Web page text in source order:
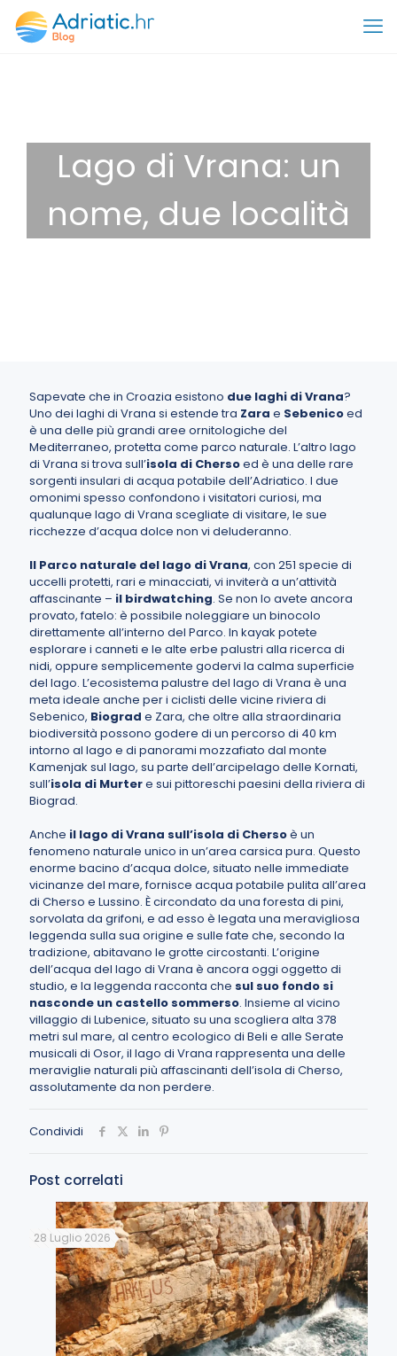
Lago di Vrana: un
nome, due località
Sapevate che in Croazia esistono due laghi di Vrana?
Uno dei laghi di Vrana si estende tra Zara e Sebenicoed
è una delle più grandi aree ornitologiche del
Mediterraneo, protetta come parco naturale. L’altro lago
di Vrana si trova sull’isola di Chersoed è una delle rare
sorgenti insulari di acqua potabile dell’Adriatico. I due
omonimi spesso confondono i visitatori curiosi, ma
qualunque lago di Vrana scegliate di visitare, le sue
ricchezze d’acqua dolce non vi deluderanno.
Il Parco naturale del lago di Vrana, con 251 specie di
uccelli protetti, rari e minacciati, vi inviterà a un’attività
affascinante – il birdwatching. Se non lo avete ancora
provato, fatelo: è possibile noleggiare un binocolo
direttamente all’interno del Parco. In kayak potete
esplorare i canneti e le alte erbe palustri alla ricerca di
nidi, oppure semplicemente godervi la calma superficie
del lago. L’ecosistema palustre del lago di Vrana è una
meta ideale anche per i ciclisti delle vicine riviera di
Sebenico, Biograd e Zara, che oltre alla straordinaria
biodiversità possono godere di un percorso di 40 km
intorno al lago e di panorami mozzafiato dal monte
Kamenjak sul lago, su parte dell’arcipelago delle Kornati,
sull’isola di Murtere sui pittoreschi paesini della riviera di
Biograd.
Anche il lago di Vrana sull’isola di Chersoè un
fenomeno naturale unico in un’area carsica pura. Questo
enorme bacino d’acqua dolce, situato nelle immediate
vicinanze del mare, fornisce acqua potabile pulita all’area
di Cherso e Lussino. È circondato da una foresta di pini,
sorvolata da grifoni, e ad esso è legata una meravigliosa
leggenda sulla sua origine e sulle fate che, secondo la
tradizione, abitavano le grotte circostanti. L’origine
dell’acqua del lago di Vrana è ancora oggi oggetto di
studio, e la leggenda racconta che sul suo fondo si
nasconde un castello sommerso. Insieme al vicino
villaggio di Lubenice, situato su una scogliera alta 378
metri sul mare, al centro ecologico di Beli e alle Serate
musicali di Osor, il lago di Vrana rappresenta una delle
meraviglie naturali più affascinanti dell’isola di Cherso,
assolutamente da non perdere.
Condividi
Post correlati
28 Luglio 2026